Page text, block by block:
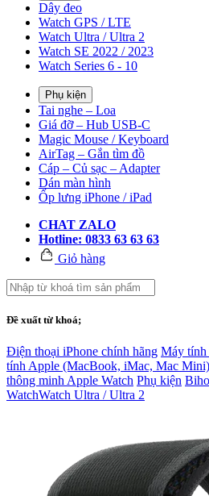
Dây đeo
Watch GPS / LTE
Watch Ultra / Ultra 2
Watch SE 2022 / 2023
Watch Series 6 - 10
Phụ kiện
Tai nghe – Loa
Giá đỡ – Hub USB-C
Magic Mouse / Keyboard
AirTag – Gắn tìm đồ
Cáp – Củ sạc – Adapter
Dán màn hình
Ốp lưng iPhone / iPad
CHAT ZALO
Hotline: 0833 63 63 63
Giỏ hàng
Đề xuất từ khoá;
Điện thoại iPhone chính hãng Máy tính
tính Apple (MacBook, iMac, Mac Mini)
thông minh Apple Watch Phụ kiện
WatchWatch Ultra / Ultra 2